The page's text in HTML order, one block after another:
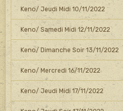
Keno/ Jeudi Midi 10/11/2022
Keno/ Samedi Midi 12/11/2022
Keno/ Dimanche Soir 13/11/2022
Keno/ Mercredi 16/11/2022
Keno/ Jeudi Midi 17/11/2022